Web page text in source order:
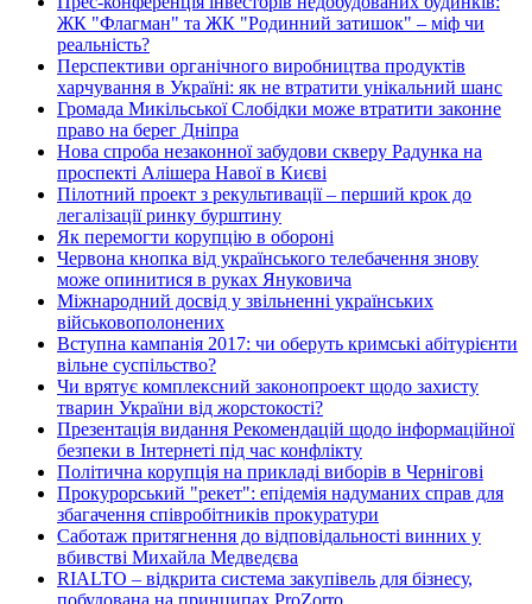
ЖК "Флагман" та ЖК "Родинний затишок" – міф чи
реальність?
Перспективи органічного виробництва продуктів
харчування в Україні: як не втратити унікальний шанс
Громада Микільської Слобідки може втратити законне
право на берег Дніпра
Нова спроба незаконної забудови скверу Радунка на
проспекті Алішера Навої в Києві
Пілотний проект з рекультивації – перший крок до
легалізації ринку бурштину
Як перемогти корупцію в обороні
Червона кнопка від українського телебачення знову
може опинитися в руках Януковича
Міжнародний досвід у звільненні українських
військовополонених
Вступна кампанія 2017: чи оберуть кримські абітурієнти
вільне суспільство?
Чи врятує комплексний законопроект щодо захисту
тварин України від жорстокості?
Презентація видання Рекомендацій щодо інформаційної
безпеки в Інтернеті під час конфлікту
Політична корупція на прикладі виборів в Чернігові
Прокурорський "рекет": епідемія надуманих справ для
збагачення співробітників прокуратури
Саботаж притягнення до відповідальності винних у
вбивстві Михайла Медведєва
RIALTO – відкрита система закупівель для бізнесу,
побудована на принципах ProZorro